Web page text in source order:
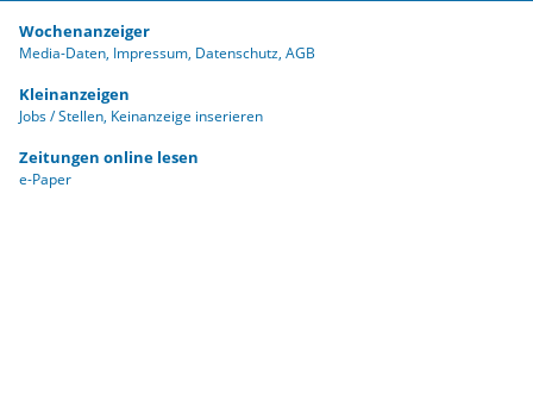
Wochenanzeiger
Media-Daten Impressum Datenschutz AGB
Kleinanzeigen
Jobs / Stellen Keinanzeige inserieren
Zeitungen online lesen
e-Paper